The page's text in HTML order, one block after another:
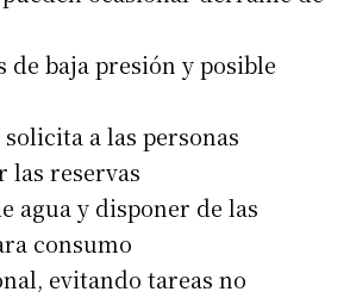
de baja presión y posible
a las personas
las reservas
agua y disponer de las
consumo
evitando tareas no